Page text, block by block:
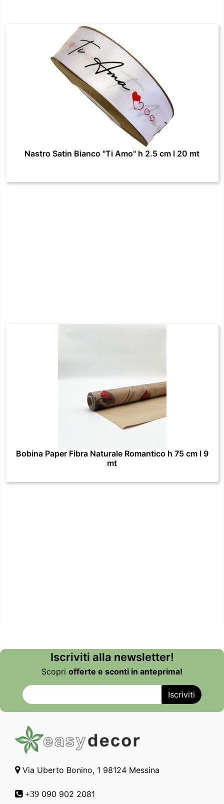
Nastro Satin Bianco "Ti Amo" h 2.5 cm l 20 mt
Bobina Paper Fibra Naturale Romantico h 75 cm l 9
mt
Iscriviti alla newsletter!
Scopri offerte e sconti in anteprima!
Via Uberto Bonino, 1 98124 Messina
+39 090 902 2081